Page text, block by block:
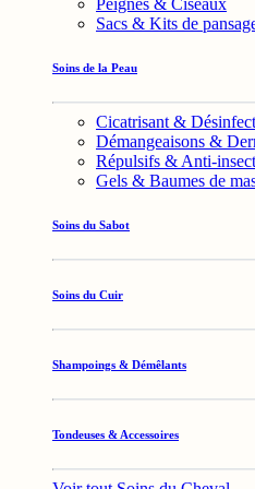
Peignes & Ciseaux
Sacs & Kits de
Soins de la Peau
Cicatrisant &
Démangeaisons &
Répulsifs & Anti-
Gels & Baumes de
Soins du Sabot
Soins du Cuir
Shampoings & Démêlants
Tondeuses & Accessoires